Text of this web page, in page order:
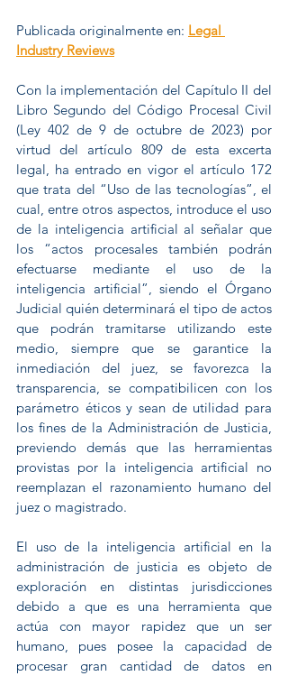
Publicada originalmente en: Legal
Industry Reviews
Con la implementación del Capítulo II del
Libro Segundo del Código Procesal Civil
(Ley 402 de 9 de octubre de 2023) por
virtud del artículo 809 de esta excerta
legal, ha entrado en vigor el artículo 172
que trata del “Uso de las tecnologías”, el
cual, entre otros aspectos, introduce el uso
de la inteligencia artificial al señalar que
los “actos procesales también podrán
efectuarse mediante el uso de la
inteligencia artificial”, siendo el Órgano
Judicial quién determinará el tipo de actos
que podrán tramitarse utilizando este
medio, siempre que se garantice la
inmediación del juez, se favorezca la
transparencia, se compatibilicen con los
parámetro éticos y sean de utilidad para
los fines de la Administración de Justicia,
previendo demás que las herramientas
provistas por la inteligencia artificial no
reemplazan el razonamiento humano del
juez o magistrado.
El uso de la inteligencia artificial en la
administración de justicia es objeto de
exploración en distintas jurisdicciones
debido a que es una herramienta que
actúa con mayor rapidez que un ser
humano, pues posee la capacidad de
procesar gran cantidad de datos en